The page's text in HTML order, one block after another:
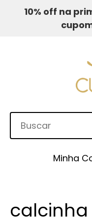
10% off na
cupom
Minha
calcinha